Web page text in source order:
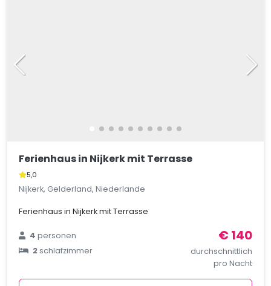
Ferienhaus in Nijkerk mit Terrasse
5,0
Nijkerk, Gelderland, Niederlande
Ferienhaus in Nijkerk mit Terrasse
4personen
2schlafzimmer
€ 140
durchschnittlich
pro Nacht